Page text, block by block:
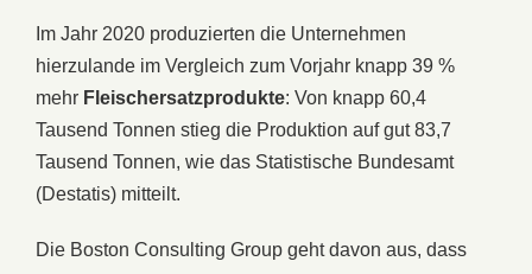
Im Jahr 2020 produzierten die Unternehmen
hierzulande im Vergleich zum Vorjahr knapp 39 %
mehr Fleischersatzprodukte: Von knapp 60,4
Tausend Tonnen stieg die Produktion auf gut 83,7
Tausend Tonnen, wie das Statistische Bundesamt
(Destatis) mitteilt.
Die Boston Consulting Group geht davon aus, dass